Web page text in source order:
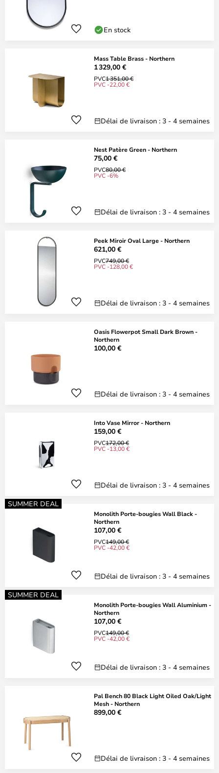
En stock
Mass Table Brass - Northern
1 329,00 €
PVC1 351,00 €
PVC -22,00 €
Délai de livraison : 3 - 4 semaines
Nest Patère Green - Northern
75,00 €
PVC80,00 €
PVC -6%
Délai de livraison : 3 - 4 semaines
Peek Miroir Oval Large - Northern
621,00 €
PVC749,00 €
PVC -128,00 €
Délai de livraison : 3 - 4 semaines
Oasis Flowerpot Small Dark Brown -
Northern
100,00 €
Délai de livraison : 3 - 4 semaines
Into Vase Mirror - Northern
159,00 €
PVC172,00 €
PVC -13,00 €
Délai de livraison : 3 - 4 semaines
SUMMER DEAL
Monolith Porte-bougies Wall Black -
Northern
107,00 €
PVC149,00 €
PVC -42,00 €
Délai de livraison : 3 - 4 semaines
SUMMER DEAL
Monolith Porte-bougies Wall Aluminium -
Northern
107,00 €
PVC149,00 €
PVC -42,00 €
Délai de livraison : 3 - 4 semaines
Pal Bench 80 Black Light Oiled Oak/Light
Mesh - Northern
899,00 €
Délai de livraison : 3 - 4 semaines